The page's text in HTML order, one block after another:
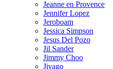
Jeanne en Provence
Jennifer Lopez
Jeroboam
Jessica Simpson
Jesus Del Pozo
Jil Sander
Jimmy Choo
Jivago